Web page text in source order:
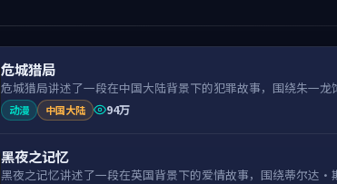
危城猎局
危城猎局讲述了一段在中国大陆背景下的犯罪故事，围绕朱一
动漫 中国大陆 94万
黑夜之记忆
黑夜之记忆讲述了一段在英国背景下的爱情故事，围绕蒂尔达·